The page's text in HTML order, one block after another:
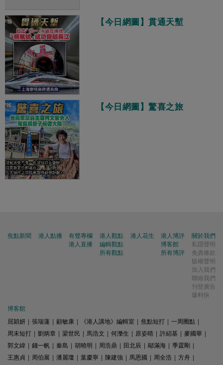
【今日網圖】貫通天塹
【今日網圖】驚喜之旅
焦點新聞 港人點播
有聲專欄
港人直播
港人觀點
編輯觀點
所有觀點
港人花生
港人博評
博客館
所有博評
關於我們
私隱聲明
免責條款
版權聲明
加入我們
聯絡我們
刊登廣告
爆料快
博客館
屈穎妍 | 張瑞蓮 | 顧敏康 | 《港人講地》編輯室 | 焦點短打 | 一周圈點 |
周末短打 | 劉炳章 | 梁世民 | 馬浩文 | 何濼生 | 原姿晴 | 許紹基 | 麥國華 |
郭文緯 | 錢一帆 | 秦島 | 胡曉明 | 周浩鼎 | 田北辰 | 鄔滿海 | 季霆剛 |
王惠貞 | 周伯展 | 潘麗瓊 | 葉慶寧 | 陳建強 | 馬恩國 | 周全浩 | 方舟 |